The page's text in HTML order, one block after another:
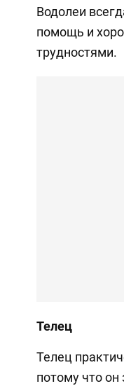
Водолеи
помощь и
трудностями.
Телец
Телец
потому что он